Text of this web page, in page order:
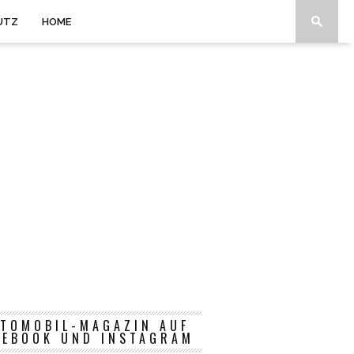
HOME
MAGAZIN AUF
UND INSTAGRAM